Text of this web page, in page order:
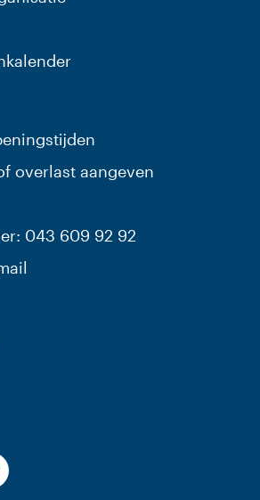
overlast aangeven
043 609 92 92
naar een externe website)
gaat naar een externe website)
(Deze link gaat naar een externe